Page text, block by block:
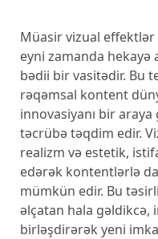
Müasir vizual
eyni zamanda hekayə
bədii bir vasitədir. Bu
rəqəmsal kontent
innovasiyanı bir
təcrübə təqdim edir.
realizm və estetik,
edərək kontentlərlə
mümkün edir. Bu
əlçatan hala gəldikcə,
birləşdirərək yeni